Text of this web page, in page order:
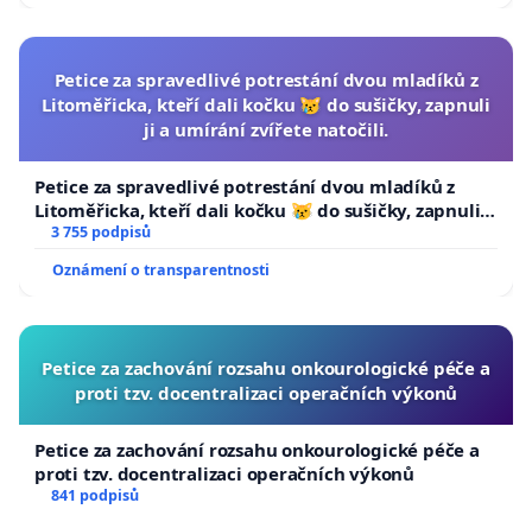
Petice za spravedlivé potrestání dvou mladíků z
Litoměřicka, kteří dali kočku 😿 do sušičky, zapnuli
ji a umírání zvířete natočili.
Petice za spravedlivé potrestání dvou mladíků z
Litoměřicka, kteří dali kočku 😿 do sušičky, zapnuli ji
a umírání zvířete natočili.
3 755 podpisů
Oznámení o transparentnosti
Petice za zachování rozsahu onkourologické péče a
proti tzv. docentralizaci operačních výkonů
Petice za zachování rozsahu onkourologické péče a
proti tzv. docentralizaci operačních výkonů
841 podpisů